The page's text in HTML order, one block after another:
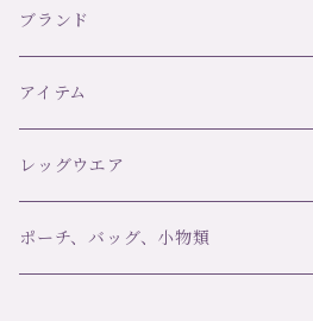
ブランド
リズ・シャルメル LISE CHARMEL
C42 ULTRA FEMININ
オーバドゥ AUBADE
ランジェリーク L’ANGELIQUE
アイテム
ブラ＆ボトムセット
スリップ・ベビードール
レッグウエア
ブランド
ポーチ、バッグ、小物類